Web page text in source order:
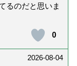
るのだと思いま
0
2026-08-04